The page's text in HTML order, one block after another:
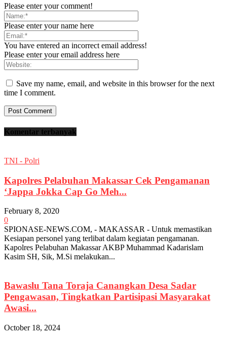
Please enter your comment!
Please enter your name here
You have entered an incorrect email address!
Please enter your email address here
Save my name, email, and website in this browser for the next
time I comment.
Komentar terbanyak
TNI - Polri
Kapolres Pelabuhan Makassar Cek Pengamanan
‘Jappa Jokka Cap Go Meh...
February 8, 2020
0
SPIONASE-NEWS.COM, - MAKASSAR - Untuk memastikan
Kesiapan personel yang terlibat dalam kegiatan pengamanan.
Kapolres Pelabuhan Makassar AKBP Muhammad Kadarislam
Kasim SH, Sik, M.Si melakukan...
Bawaslu Tana Toraja Canangkan Desa Sadar
Pengawasan, Tingkatkan Partisipasi Masyarakat
Awasi...
October 18, 2024